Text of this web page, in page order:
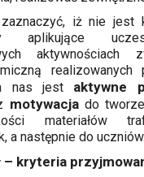
iż nie jest
aplikujące
aktywnościach
realizowanych
nas jest aktywne
motywacjado
materiałów
a następnie do uczniów.
– kryteria